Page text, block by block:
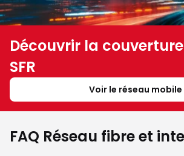
Découvrir la
SFR
Voir le réseau mobile
FAQ Réseau fibre et